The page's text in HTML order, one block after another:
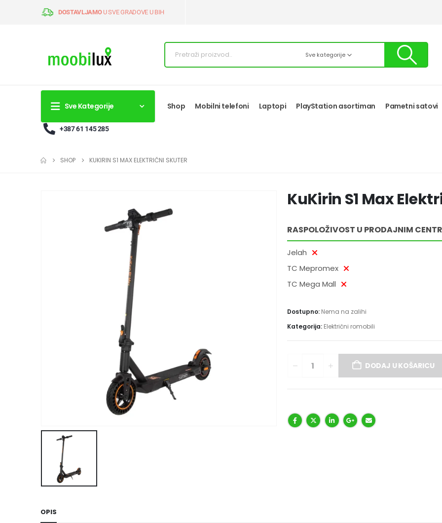
DOSTAVLJAMOU SVE GRADOVE U BIH
Sve kategorije
Sve Kategorije Shop Mobilni telefoni Laptopi PlayStation asortiman Pametni satovi
+387 61 145 285
SHOP KUKIRIN S1 MAX ELEKTRIČNI SKUTER
KuKirin S1 Max
RASPOLOŽIVOST U PRODAJNIM
Jelah
TC Mepromex
TC Mega Mall
Dostupno: Nema na zalihi
Kategorija: Električni romobili
DODAJ U KOŠARICU
OPIS